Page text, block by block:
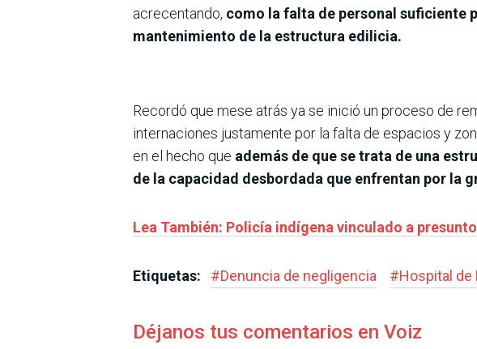
acrecentando, como la falta de personal suficiente
mantenimiento de la estructura edilicia.
Recordó que mese atrás ya se inició un proceso de
internaciones justamente por la falta de espacios y
en el hecho que además de que se trata de una
de la capacidad desbordada que enfrentan por la
Lea También: Policía indígena vinculado a
Etiquetas: #Denuncia de negligencia #Hospital de
Déjanos tus comentarios en Voiz